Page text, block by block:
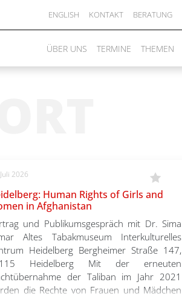
ENGLISH KONTAKT BERATUNG
ÜBER UNS TERMINE THEMEN
2026
Human Rights of Girls and
in Afghanistan
und Publikumsgespräch mit Dr. Sima
Altes Tabakmuseum Interkulturelles
Heidelberg Bergheimer Straße 147,
Heidelberg Mit der erneuten
der Taliban im Jahr 2021
die Rechte von Frauen und Mädchen